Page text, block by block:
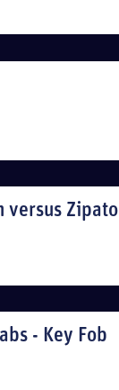
versus Zipato
- Key Fob